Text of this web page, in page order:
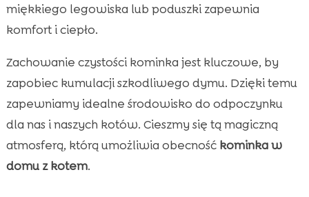
miękkiego legowiska lub poduszki zapewnia
komfort i ciepło.
Zachowanie czystości kominka jest kluczowe, by
zapobiec kumulacji szkodliwego dymu. Dzięki temu
zapewniamy idealne środowisko do odpoczynku
dla nas i naszych kotów. Cieszmy się tą magiczną
atmosferą, którą umożliwia obecność kominka w
domu z kotem.